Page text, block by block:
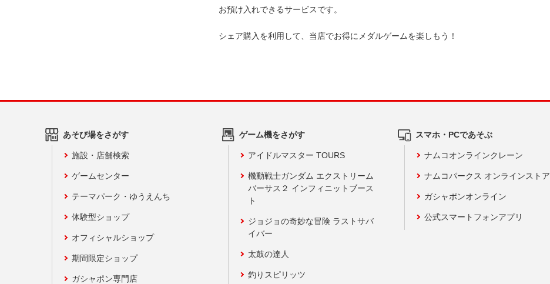
お預け入れできるサービスです。
シェア購入を利用して、当店でお得にメダルゲームを楽しもう！
あそび場をさがす
施設・店舗検索
ゲームセンター
テーマパーク・ゆうえんち
体験型ショップ
オフィシャルショップ
期間限定ショップ
ガシャポン専門店
ゲーム機をさがす
アイドルマスター TOURS
機動戦士ガンダム エクストリーム
バーサス２ インフィニットブース
ト
ジョジョの奇妙な冒険 ラストサバ
イバー
太鼓の達人
釣りスピリッツ
スマホ・PCであそぶ
ナムコオンラインクレーン
ナムコパークス オンラインストア
ガシャポンオンライン
公式スマートフォンアプリ